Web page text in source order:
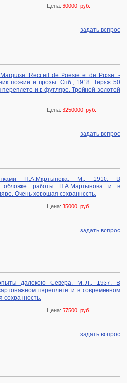
Цена: 60000 руб.
задать вопрос
Recueil de Poesie et de Prose. -
поэзии и прозы. Спб., 1918. Тираж 50
и в футляре. Тройной золотой
Цена: 3250000 руб.
задать вопрос
Н.А.Мартынова. М., 1910. В
обложке работы Н.А.Мартынова и в
Очень хорошая сохранность.
Цена: 35000 руб.
задать вопрос
далекого Севера. М.-Л., 1937. В
переплете и в современном
сохранность.
Цена: 57500 руб.
задать вопрос